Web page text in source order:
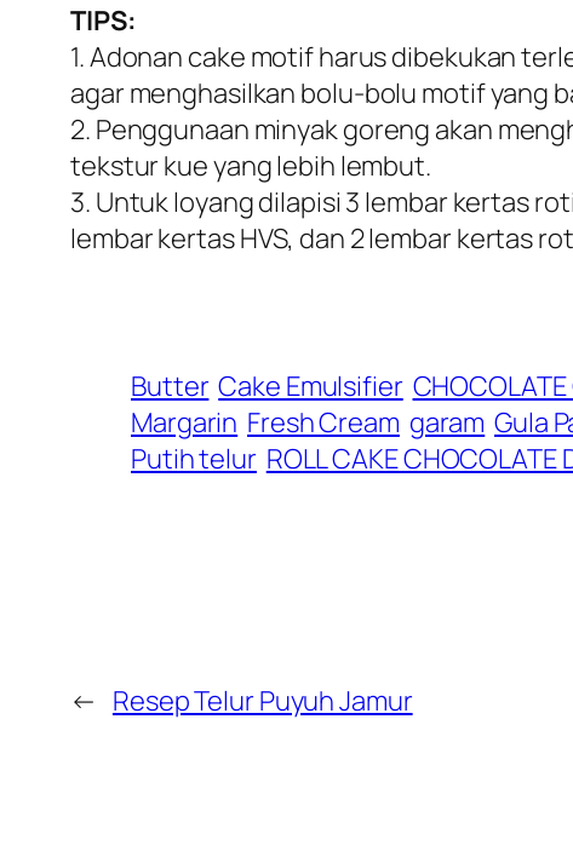
TIPS:
1. Adonan cake motif harus dibekukan
agar menghasilkan bolu-bolu motif yang
2. Penggunaan minyak goreng akan
tekstur kue yang lebih lembut.
3. Untuk loyang dilapisi 3 lembar kertas
lembar kertas HVS, dan 2 lembar kertas
Butter Cake Emulsifier
Margarin Fresh Cream garam Gula
Putih telur ROLL CAKE CHOCOLATE
← Resep Telur Puyuh Jamur